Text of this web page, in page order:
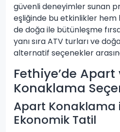
güvenli deneyimler sunan
eşliğinde bu etkinlikler
de doğa ile bütünleşme
yanı sıra ATV turları ve
alternatif seçenekler
Fethiye’de
Konaklama
Apart Konaklama
Ekonomik Tatil